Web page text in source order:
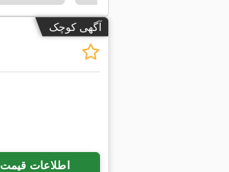
آگهی کوچک
اطلاعات قیمت